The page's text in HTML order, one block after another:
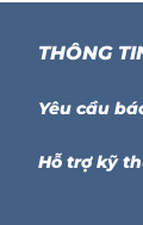
THÔNG
Yêu cầu
Hỗ trợ kỹ